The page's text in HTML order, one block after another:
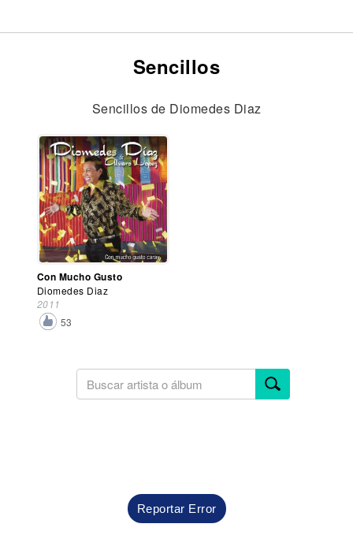
Sencillos
Sencillos de Diomedes Diaz
Con Mucho Gusto
Diomedes Diaz
2011
53
Reportar Error